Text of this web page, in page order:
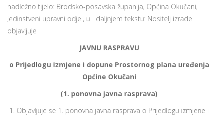
nadležno tijelo: Brodsko-posavska županija, Općina Okučani,
Jedinstveni upravni odjel, u daljnjem tekstu: Nositelj izrade
objavljuje
JAVNU RASPRAVU
o Prijedlogu izmjene i dopune Prostornog plana uređenja
Općine Okučani
(1. ponovna javna rasprava)
1. Objavljuje se 1. ponovna javna rasprava o Prijedlogu izmjene i